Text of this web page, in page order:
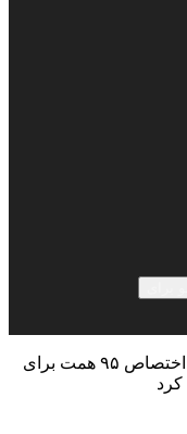
هیات عالی نظارت اختصاص ۹۵ همت برای
کرد